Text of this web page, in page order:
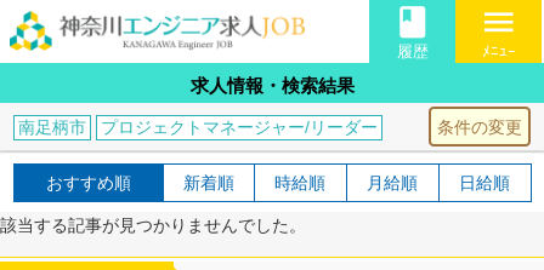
book
履歴
menu
ﾒﾆｭｰ
求人情報・検索結果
条件の変更
南足柄市 プロジェクトマネージャー/リーダー
おすすめ順 新着順 時給順 月給順 日給順
該当する記事が見つかりませんでした。